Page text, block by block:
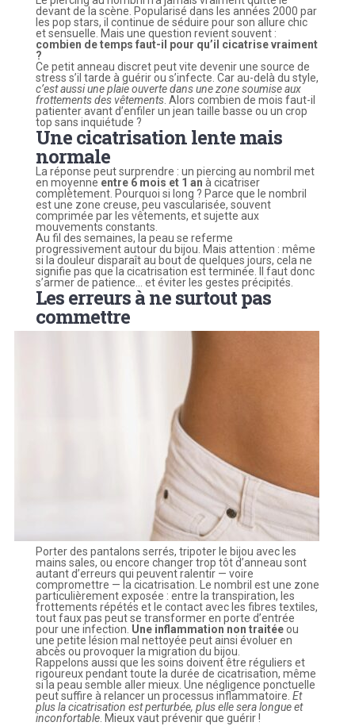
devant de la scène. Popularisé dans les années 2000 par
les pop stars, il continue de séduire pour son allure chic
et sensuelle. Mais une question revient souvent :
combien de temps faut-il pour qu’il cicatrise vraiment
?
Ce petit anneau discret peut vite devenir une source de
stress s’il tarde à guérir ou s’infecte. Car au-delà du style,
c’est aussi une plaie ouverte dans une zone soumise aux
frottements des vêtements . Alors combien de mois faut-il
patienter avant d’enfiler un jean taille basse ou un crop
top sans inquiétude ?
Une cicatrisation lente mais
normale
La réponse peut surprendre : un piercing au nombril met
en moyenne entre 6 mois et 1 an à cicatriser
complètement. Pourquoi si long ? Parce que le nombril
est une zone creuse, peu vascularisée, souvent
comprimée par les vêtements, et sujette aux
mouvements constants.
Au fil des semaines, la peau se referme
progressivement autour du bijou. Mais attention : même
si la douleur disparaît au bout de quelques jours, cela ne
signifie pas que la cicatrisation est terminée. Il faut donc
s’armer de patience… et éviter les gestes précipités.
Les erreurs à ne surtout pas
commettre
Porter des pantalons serrés, tripoter le bijou avec les
mains sales, ou encore changer trop tôt d’anneau sont
autant d’erreurs qui peuvent ralentir — voire
compromettre — la cicatrisation. Le nombril est une zone
particulièrement exposée : entre la transpiration, les
frottements répétés et le contact avec les fibres textiles,
tout faux pas peut se transformer en porte d’entrée
pour une infection. Une inflammation non traitéeou
une petite lésion mal nettoyée peut ainsi évoluer en
abcès ou provoquer la migration du bijou.
Rappelons aussi que les soins doivent être réguliers et
rigoureux pendant toute la durée de cicatrisation, même
si la peau semble aller mieux. Une négligence ponctuelle
peut suffire à relancer un processus inflammatoire. Et
plus la cicatrisation est perturbée, plus elle sera longue et
inconfortable . Mieux vaut prévenir que guérir !